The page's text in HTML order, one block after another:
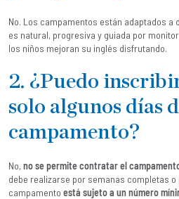
No. Los campamentos están adaptados a
es natural, progresiva y guiada por
los niños mejoran su inglés disfrutando.
2. ¿Puedo
solo algunos días
campamento?
No, no se permite contratar el
debe realizarse por semanas completas
campamento está sujeto a un número